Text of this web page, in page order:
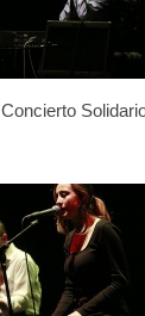
Concierto